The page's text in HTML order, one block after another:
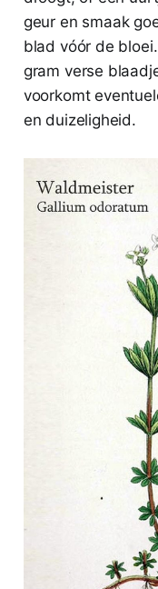
geur en smaak
blad vóór de
gram verse
voorkomt
en duizeligheid.